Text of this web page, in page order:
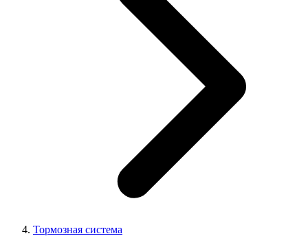
Тормозная система